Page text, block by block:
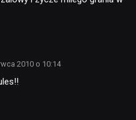
2010 o 10:14